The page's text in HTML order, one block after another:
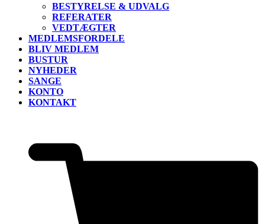
BESTYRELSE & UDVALG
REFERATER
VEDTÆGTER
MEDLEMSFORDELE
BLIV MEDLEM
BUSTUR
NYHEDER
SANGE
KONTO
KONTAKT